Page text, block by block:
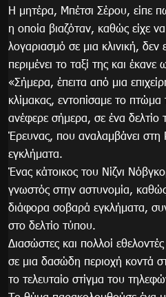
Η μητέρα, Μπέτσι Σέρου, είπε
η οποία βιαζόταν, καθώς είχε
λογαριασμό σε μια κλινική, δεν
περιμένει το ταξί της και έκανε
«Σήμερα, έπειτα από μια
κλίμακας, εντοπίσαμε το πτώμα
ανέφερε σήμερα, σε ένα δελτίο
Έρευνας, που αναλαμβάνει
εγκλήματα.
Ένας κάτοικος του Νίζνι
γνωστός στην αστυνομία, καθώς
διάφορα σοβαρά εγκλήματα,
στο δελτίο τύπου.
Διασώστες και πολλοί
σε μια δασώδη περιοχή κοντά
το τελευταίο στίγμα του